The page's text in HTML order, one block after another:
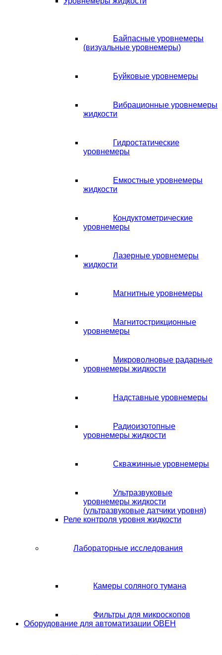
Байпасные уровнемеры
(визуальные уровнемеры)
Буйковые уровнемеры
Вибрационные уровнемеры
жидкости
Гидростатические
уровнемеры
Емкостные уровнемеры
жидкости
Кондуктометрические
уровнемеры
Лазерные уровнемеры
жидкости
Магнитные уровнемеры
Магнитострикционные
уровнемеры
Микроволновые радарные
уровнемеры жидкости
Надставные уровнемеры
Радиоизотопные
уровнемеры жидкости
Скважинные уровнемеры
Ультразвуковые
уровнемеры жидкости
(ультразвуковые датчики уровня)
Реле контроля уровня жидкости
Лабораторные исследования
Камеры соляного тумана
Фильтры для микроскопов
Оборудование для автоматизации ОВЕН